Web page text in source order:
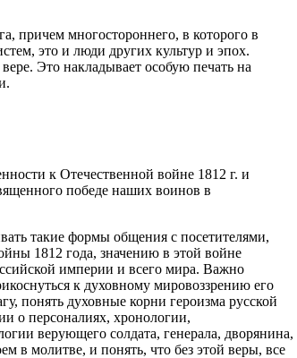
причем многостороннего, в которого в
это и люди других культур и эпох.
Это накладывает особую печать на
к Отечественной войне 1812 г. и
победе наших воинов в
такие формы общения с посетителями,
1812 года, значению в этой войне
империи и всего мира. Важно
к духовному мировоззрению его
понять духовные корни героизма русской
о персоналиях, хронологии,
верующего солдата, генерала, дворянина,
в молитве, и понять, что без этой веры, все